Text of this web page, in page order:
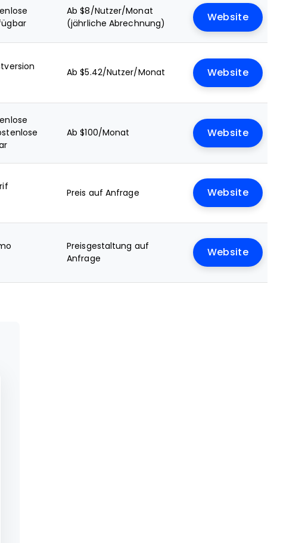
Ab $8/Nutzer/Monat
(jährliche Abrechnung)
Website
Ab $5.42/Nutzer/Monat Website
Ab $100/Monat Website
Preis auf Anfrage Website
Preisgestaltung auf
Anfrage
Website